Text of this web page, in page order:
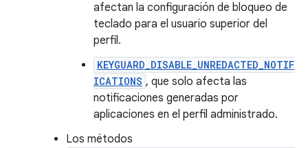
afectan la configuración de bloqueo de
teclado para el usuario superior del
perfil.
KEYGUARD_DISABLE_UNREDACTED_NOTIF
ICATIONS , que solo afecta las
notificaciones generadas por
aplicaciones en el perfil administrado.
Los métodos